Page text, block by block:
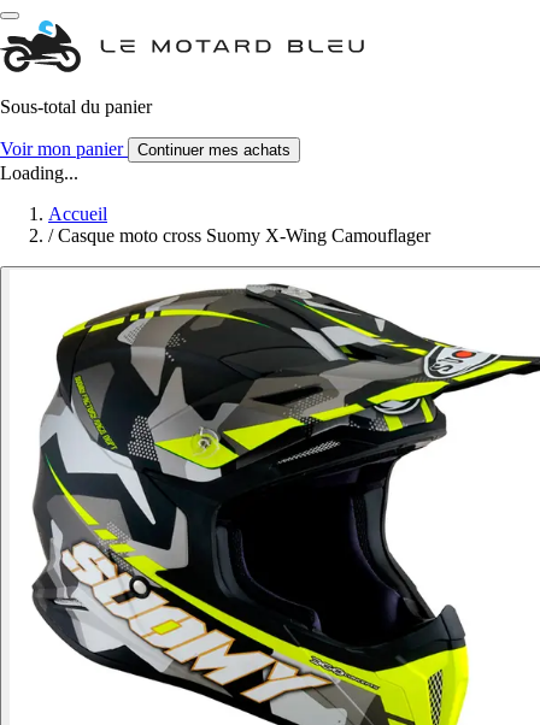
Sous-total du panier
Voir mon panier Continuer mes achats
Loading...
Accueil
/ Casque moto cross Suomy X-Wing Camouflager